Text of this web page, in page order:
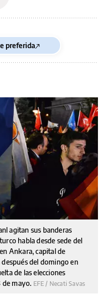
preferida
agitan sus banderas
habla desde sede del
Ankara, capital de
después del domingo en
de las elecciones
de mayo. EFE / Necati Savas